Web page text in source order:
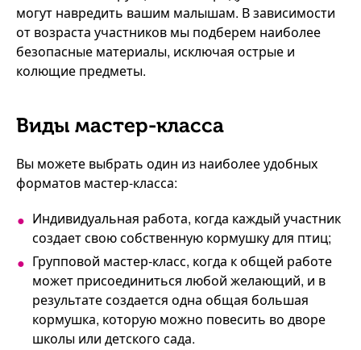
могут навредить вашим малышам. В зависимости
от возраста участников мы подберем наиболее
безопасные материалы, исключая острые и
колющие предметы.
Виды мастер-класса
Вы можете выбрать один из наиболее удобных
форматов мастер-класса:
Индивидуальная работа, когда каждый участник
создает свою собственную кормушку для птиц;
Групповой мастер-класс, когда к общей работе
может присоединиться любой желающий, и в
результате создается одна общая большая
кормушка, которую можно повесить во дворе
школы или детского сада.